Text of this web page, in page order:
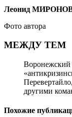
Леонид
Фото автора
МЕЖДУ ТЕМ
Воронежский
другими
Похожие